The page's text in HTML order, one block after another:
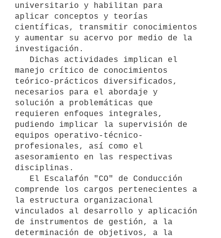
universitario y habilitan para
aplicar conceptos y teorías
científicas, transmitir conocimientos
y aumentar su acervo por medio de la
investigación.
manejo crítico de conocimientos
teórico-prácticos diversificados,
necesarios para el abordaje y
solución a problemáticas que
requieren enfoques integrales,
pudiendo implicar la supervisión de
equipos operativo-técnico-
profesionales, así como el
asesoramiento en las respectivas
disciplinas.
comprende los cargos pertenecientes a
la estructura organizacional
vinculados al desarrollo y aplicación
de instrumentos de gestión, a la
determinación de objetivos, a la